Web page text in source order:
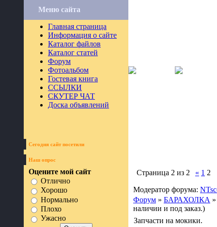
Меню сайта
Главная страница
Информация о сайте
Каталог файлов
Каталог статей
Форум
Фотоальбом
Гостевая книга
ССЫЛКИ
СКУТЕР ЧАТ
Доска объявлений
Сегодня сайт посетили
Наш опрос
Оцените мой сайт
Отлично
Хорошо
Нормально
Плохо
Ужасно
Страница 2 из 2 « 1 2
Модератор форума:
Форум » БАРАХОЛКА »
наличии и под заказ.)
Запчасти на мокики.